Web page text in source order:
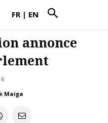
FR | EN
annonce
Maiga